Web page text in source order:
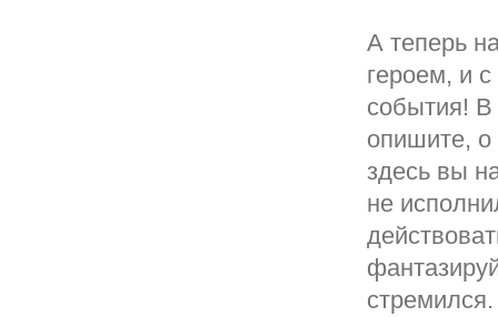
А теперь
героем, и
события! В
опишите, о
здесь вы
не